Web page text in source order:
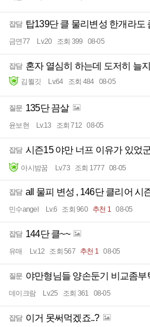
잡담 탑139단 클 물리변성 한개라도
금연77 Lv.20 조회 399 08-05
잡담 혼자 열심히 하는데 도저히 늘
김쬘깃 Lv.64 조회 484 08-05
질문 135단 끔살
윤보현 Lv.13 조회 712 08-05
잡담 시즌15 야만 너프 이유가 있었
아시밤꿈 Lv.73 조회 1777 08-05
잡담 all 물피 변성 , 146단 클리어 시
민수angel Lv.6 조회 960 추천 1 08-05
잡담 144단 클~~
유매 Lv.12 조회 567 추천 1 08-05
질문 야만형님들 양손둔기 비교좀부
데이크람 Lv.25 조회 361 08-05
잡담 이거 못써먹겠죠..?